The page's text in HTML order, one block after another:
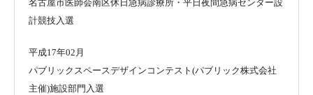
名古屋市医師会南区休日急病診療所・平日夜間急病センター設
計競技入選
平成17年02月
パブリックスペースデザインコンテスト(パブリック株式会社
主催)施設部門入選